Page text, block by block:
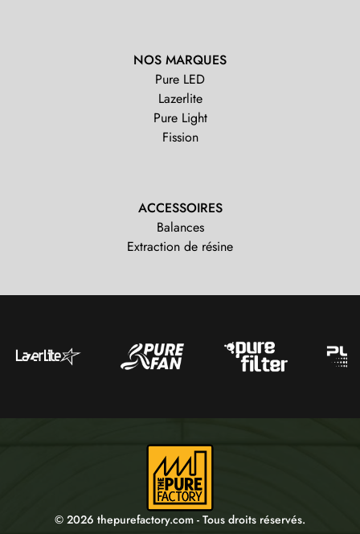
NOS MARQUES
Pure LED
Lazerlite
Pure Light
Fission
ACCESSOIRES
Balances
Extraction de résine
© 2026 thepurefactory.com - Tous droits réservés.